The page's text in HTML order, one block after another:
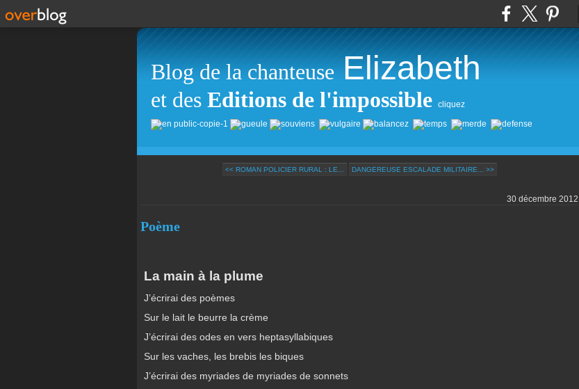
Blog de la chanteuse Elizabeth
et des Editions de l'impossible cliquez
<< ROMAN POLICIER RURAL : LE... DANGEREUSE ESCALADE MILITAIRE... >>
30 décembre 2012
Poème
La main à la plume
J’écrirai des poèmes
Sur le lait le beurre la crème
J’écrirai des odes en vers heptasyllabiques
Sur les vaches, les brebis les biques
J’écrirai des myriades de myriades de sonnets